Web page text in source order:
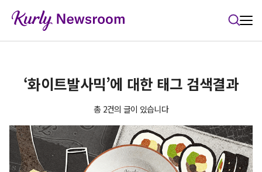
‘화이트발사믹’에 대한 태그 검색결과
총 2건의 글이 있습니다